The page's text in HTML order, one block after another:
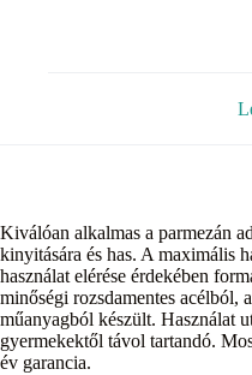
Kiválóan alkalmas a parmezán
kinyitására és has. A maximális
használat elérése érdekében
minőségi rozsdamentes acélból,
műanyagból készült. Használat
gyermekektől távol tartandó.
év garancia.